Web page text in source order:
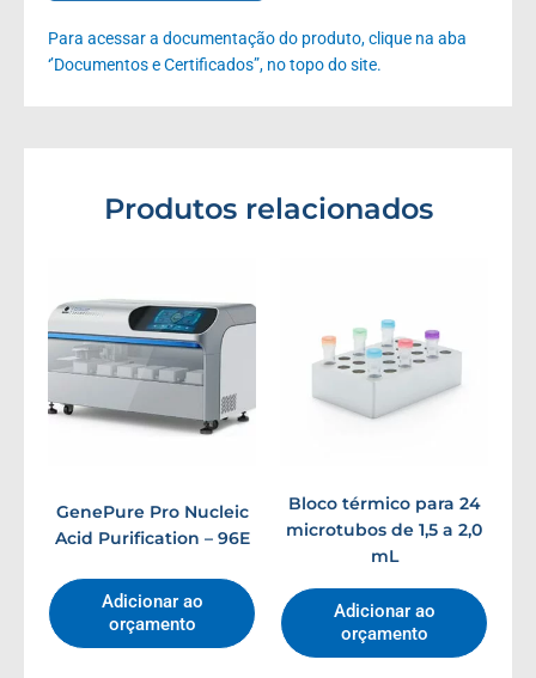
Para acessar a documentação do produto, clique na aba
‘’Documentos e Certificados”, no topo do site.
Produtos relacionados
GenePure Pro Nucleic
Acid Purification – 96E
Adicionar ao
orçamento
Bloco térmico para 24
microtubos de 1,5 a 2,0
mL
Adicionar ao
orçamento